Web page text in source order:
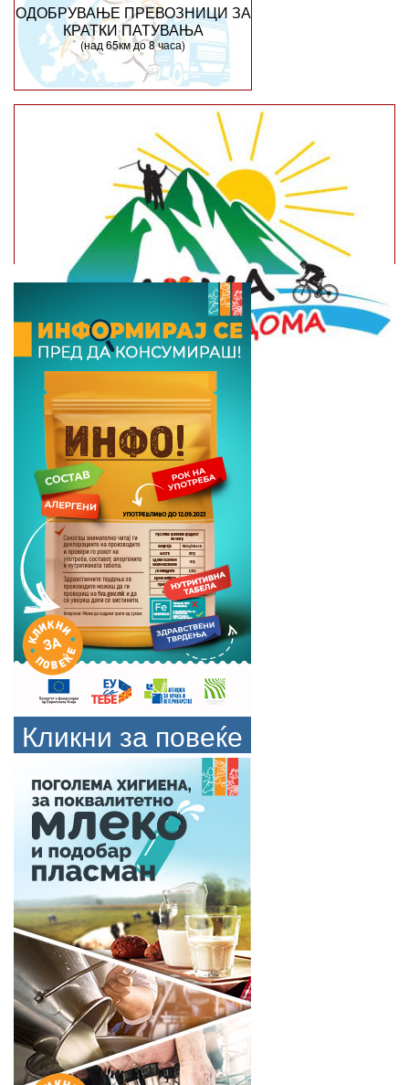
ОДОБРУВАЊЕ ПРЕВОЗНИЦИ ЗА
КРАТКИ ПАТУВАЊА
(над 65км до 8 часа)
Кликни за повеќе